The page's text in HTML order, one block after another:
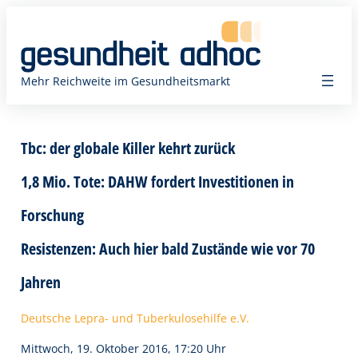
springen
Mehr Reichweite im Gesundheitsmarkt
Tbc: der globale Killer kehrt zurück
1,8 Mio. Tote: DAHW fordert Investitionen in
Forschung
Resistenzen: Auch hier bald Zustände wie vor 70
Jahren
Deutsche Lepra- und Tuberkulosehilfe e.V.
Mittwoch, 19. Oktober 2016, 17:20 Uhr